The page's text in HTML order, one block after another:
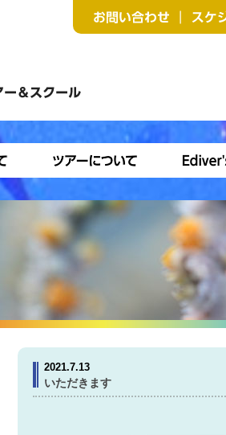
2021.7.13
いただきます